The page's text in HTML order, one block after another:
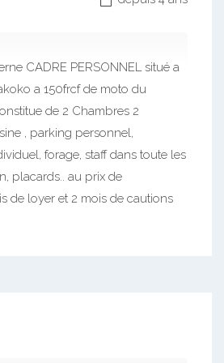
CADRE PERSONNEL situé a
a 150frcf de moto du
de 2 Chambres 2
, parking personnel,
forage, staff dans toute les
placards.. au prix de
de loyer et 2 mois de cautions